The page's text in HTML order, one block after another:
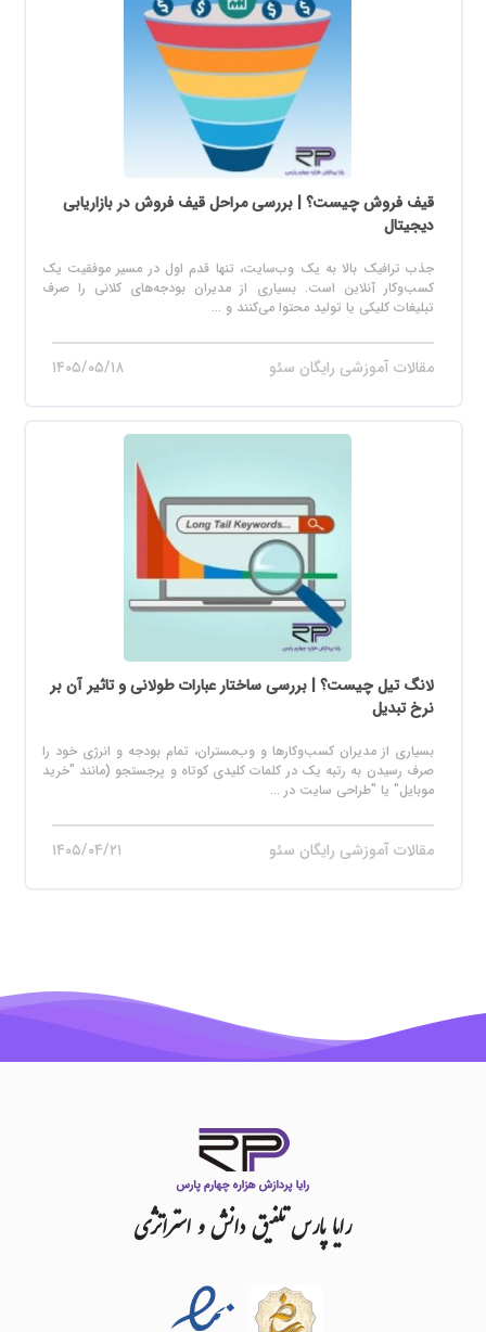
قیف فروش چیست؟ | بررسی مراحل قیف فروش در بازاریابی
دیجیتال
جذب ترافیک بالا به یک وب‌سایت، تنها قدم اول در مسیر موفقیت یک
کسب‌وکار آنلاین است. بسیاری از مدیران بودجه‌های کلانی را صرف
تبلیغات کلیکی یا تولید محتوا می‌کنند و ...
مقالات آموزشی رایگان سئو ۱۴۰۵/۰۵/۱۸
لانگ تیل چیست؟ | بررسی ساختار عبارات طولانی و تاثیر آن بر
نرخ تبدیل
بسیاری از مدیران کسب‌وکارها و وب‌مستران، تمام بودجه و انرژی خود را
صرف رسیدن به رتبه یک در کلمات کلیدی کوتاه و پرجستجو (مانند "خرید
موبایل" یا "طراحی سایت در ...
مقالات آموزشی رایگان سئو ۱۴۰۵/۰۴/۲۱
رایاپارستلفیقدانشواستراتژی